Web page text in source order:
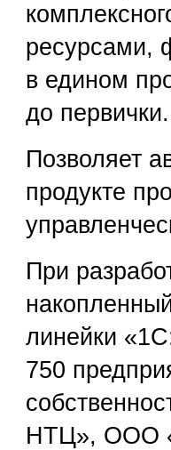
ресурсами,
в едином
до первички.
Позволяет
продукте
При
линейки
750
НТЦ», ООО